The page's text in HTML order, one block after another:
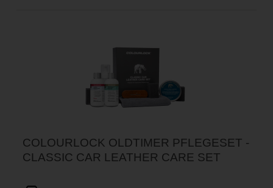
COLOURLOCK OLDTIMER PFLEGESET -
CLASSIC CAR LEATHER CARE SET